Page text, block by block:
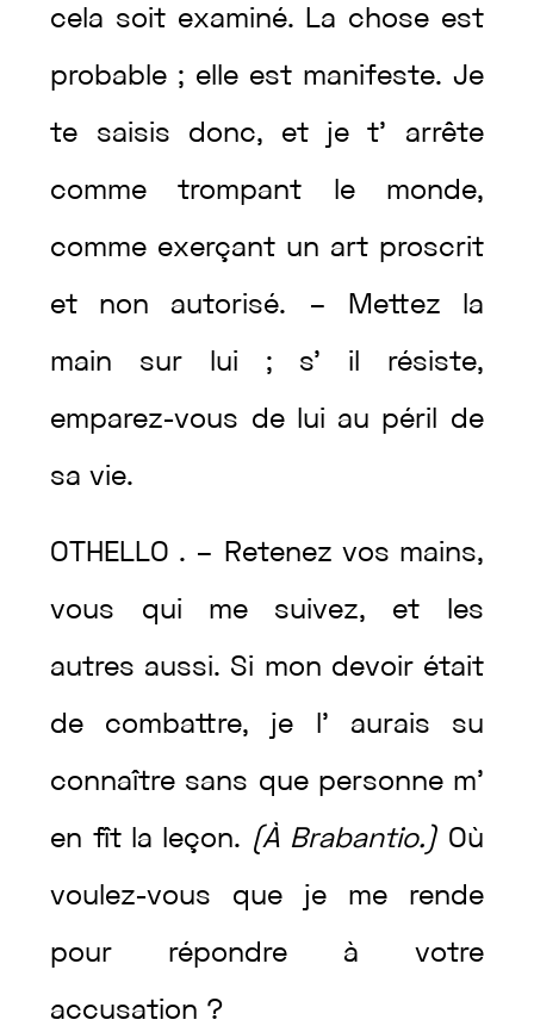
cela soit examiné. La chose est
probable ; elle est manifeste. Je
te saisis donc, et jet’ arrête
commetrompant le monde,
comme exerçant un art proscrit
et non autorisé. – Mettez la
main sur lui ; s’ il résiste,
emparez-vous de lui au péril de
savie.
OTHELLO . – Retenez vos mains,
vous qui me suivez, et les
autres aussi. Si mon devoir était
de combattre, je l’ aurais su
connaître sans que personne m’
en fît la leçon. (À Brabantio. ) Où
voulez-vous que je me rende
pour répondre à votre
accusation ?